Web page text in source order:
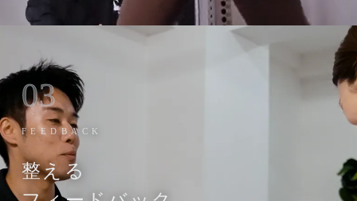
03
FEEDBACK
整える